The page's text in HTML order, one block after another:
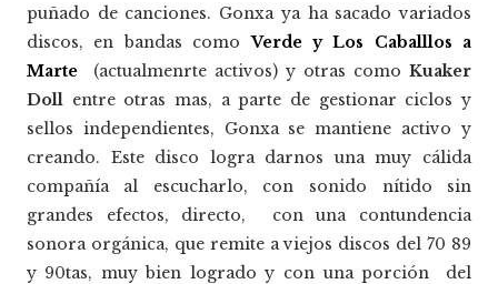
puñado de canciones. Gonxa ya ha sacado variados
discos, en bandas comoVerde y Los Caballlos a
Marte
(actualmenrte activos) y otras comoKuaker
Doll entre otras mas, a parte de gestionar ciclos y
sellos independientes, Gonxa se mantiene activo y
creando. Este disco logra darnos una muy cálida
compañía al escucharlo, con sonido nítido sin
grandes efectos, directo, con una contundencia
sonora orgánica, que remite a viejos discos del 70 89
y 90tas, muy bien logrado y con una porción del